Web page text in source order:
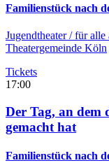
Familienstück nach
Jugendtheater/ für alle
Theatergemeinde Köln
Tickets
17:00
Der Tag, an dem
gemacht hat
Familienstück nach